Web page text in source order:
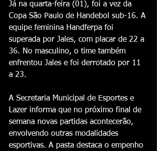
Já na quarta-feira (01), foi a vez da
Copa São Paulo de Handebol sub-16. A
equipe feminina Handferpa foi
superada por Jales, com placar de 22 a
36. No masculino, o time também
enfrentou Jales e foi derrotado por 11
a 23.
A Secretaria Municipal de Esportes e
Lazer informa que no próximo final de
semana novas partidas acontecerão,
envolvendo outras modalidades
esportivas. A pasta destaca o empenho